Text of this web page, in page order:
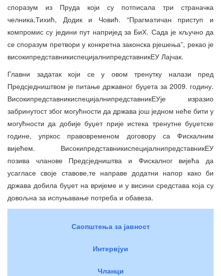
споразум из Пруда који су потписала три страначка
челника,Тихић, Додик и Човић. “Прагматичан приступ и
компромис су једини пут напријед за БиХ. Сада је кључно да
се споразум претвори у конкретна законска рјешења”, рекао је
високипредставникиспецијалнипредставникЕУ Лајчак.
Главни задатак који се у овом тренутку налази пред
Предсједништвом је питање државног буџета за 2009. годину.
ВисокипредставникиспецијалнипредставникЕУје изразио
забринутост због могућности да држава још једном неће бити у
могућности да добије буџет прије истека тренутне буџетске
године, упркос правовременом договору са Фискалним
вијећем. ВисокипредставникиспецијалнипредставникЕУ
позива чланове Предсједништва и Фискалног вијећа да
усагласе своје ставове,те направе додатни напор како би
држава добила буџет на вријеме и у висини средстава која су
довољна за испуњавање потреба и обавеза.
Саопштења за јавност
Интервјуи
Чланци